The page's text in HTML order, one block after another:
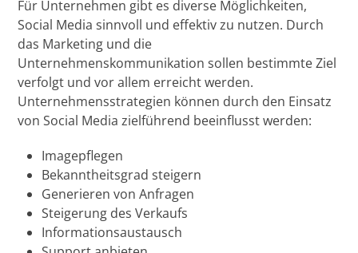
Für Unternehmen gibt es diverse Möglichkeiten,
Social Media sinnvoll und effektiv zu nutzen. Durch
das Marketing und die
Unternehmenskommunikation sollen bestimmte Ziel
verfolgt und vor allem erreicht werden.
Unternehmensstrategien können durch den Einsatz
von Social Media zielführend beeinflusst werden:
Imagepflegen
Bekanntheitsgrad steigern
Generieren von Anfragen
Steigerung des Verkaufs
Informationsaustausch